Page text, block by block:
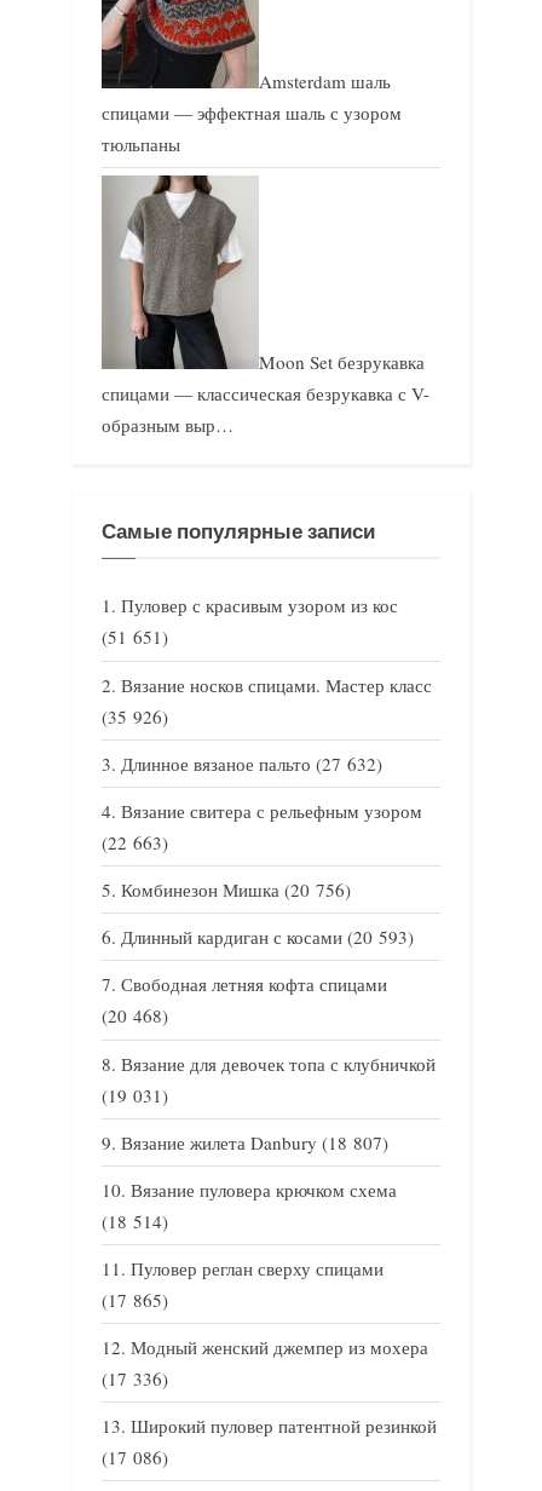
Amsterdam шаль
спицами — эффектная шаль с узором
тюльпаны
Moon Set безрукавка
спицами — классическая безрукавка с V-
образным выр…
Самые популярные записи
Пуловер с красивым узором из кос
(51 651)
Вязание носков спицами. Мастер класс
(35 926)
Длинное вязаное пальто (27 632)
Вязание свитера с рельефным узором
(22 663)
Комбинезон Мишка (20 756)
Длинный кардиган с косами (20 593)
Свободная летняя кофта спицами
(20 468)
Вязание для девочек топа с клубничкой
(19 031)
Вязание жилета Danbury (18 807)
Вязание пуловера крючком схема
(18 514)
Пуловер реглан сверху спицами
(17 865)
Модный женский джемпер из мохера
(17 336)
Широкий пуловер патентной резинкой
(17 086)